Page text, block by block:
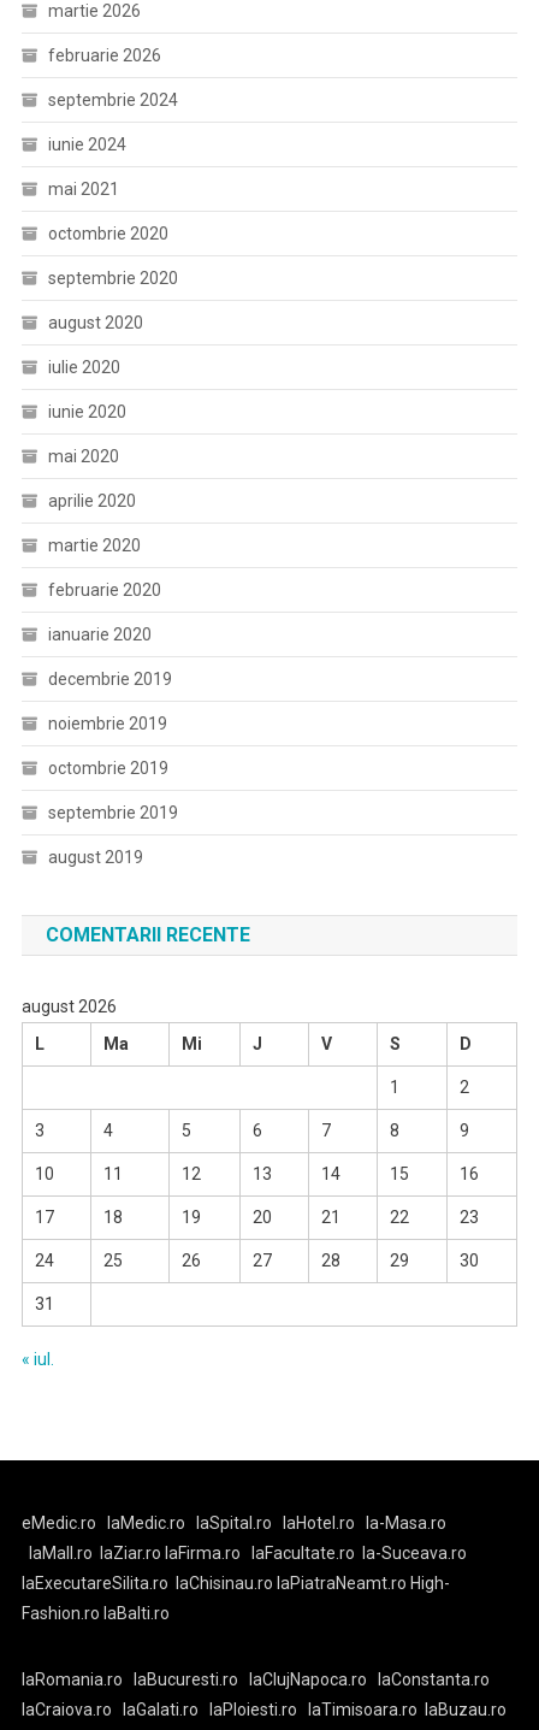
martie 2026
februarie 2026
septembrie 2024
iunie 2024
mai 2021
octombrie 2020
septembrie 2020
august 2020
iulie 2020
iunie 2020
mai 2020
aprilie 2020
martie 2020
februarie 2020
ianuarie 2020
decembrie 2019
noiembrie 2019
octombrie 2019
septembrie 2019
august 2019
COMENTARII RECENTE
august 2026
L
Ma Mi J V S D
1 2
3 4 5 6 7 8 9
10 11 12 13 14 15 16
17 18 19 20 21 22 23
24 25 26 27 28 29 30
31
« iul.
eMedic.ro laMedic.ro laSpital.ro laHotel.ro
la-Masa.ro
laMall.ro
laZiar.ro laFirma.ro laFacultate.ro
la-Suceava.ro
laExecutareSilita.ro
laChisinau.ro laPiatraNeamt.ro High-
Fashion.ro laBalti.ro
laRomania.ro laBucuresti.ro laClujNapoca.ro
laConstanta.ro
laCraiova.ro
laGalati.ro laPloiesti.ro laTimisoara.ro laBuzau.ro